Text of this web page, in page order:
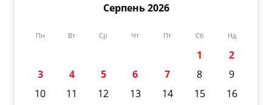
Серпень 2026
Пн Вт Ср Чт Пт Сб Нд
1
2
3
4 5 6 7 8
9
10
11 12 13 14 15
16